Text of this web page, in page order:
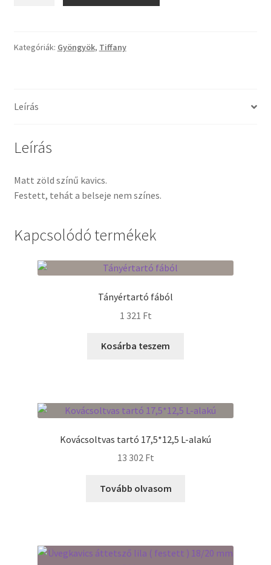
Kosár
Termékek
Uvegek
mm
Kategóriák: Gyöngyök, Tiffany
Leírás
Leírás
Matt zöld színű kavics.
Festett, tehát a belseje nem színes.
Kapcsolódó termékek
Tányértartó fából
1 321 Ft
Kosárba teszem
Kovácsoltvas tartó 17,5*12,5 L-alakú
13 302 Ft
Tovább olvasom